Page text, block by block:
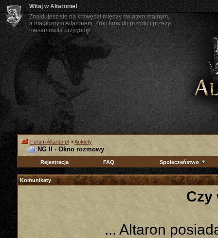
Witaj w Altaronie!
Znajdujesz się na krawędzi między światem realnym,
a magicznym Altaronem. Zrób krok do przodu i przeżyj
niesamowitą przygodę!
Forum Altaron.pl >Ankiety
NG II - Okno rozmowy
Rejestracja FAQ Społeczeństwo
Komunikaty
Czy
... Altaron